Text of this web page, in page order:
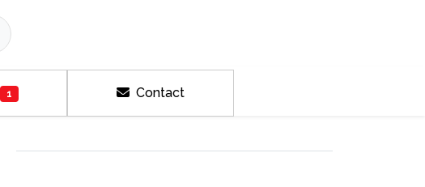
1 Contact